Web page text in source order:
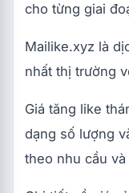
cho từng giai
Mailike.xyz là
nhất thị trường
Giá tăng like
dạng số lượng
theo nhu cầu